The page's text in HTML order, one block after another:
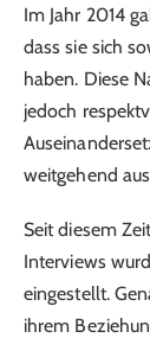
Im Jahr 2014
dass sie sich
haben. Diese
jedoch
weitgehend
Seit diesem
Interviews
eingestellt.
ihrem